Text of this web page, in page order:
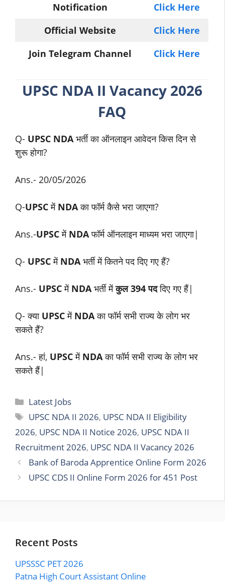
Notification
Click Here
Official Website
Click Here
Join Telegram Channel
Click Here
UPSC NDA II Vacancy 2026
FAQ
Q- UPSC NDA भर्ती का ऑनलाइन आवेदन किस दिन से
शुरू होगा?
Ans.- 20/05/2026
Q-UPSCमें NDAका फॉर्म कैसे भरा जाएगा?
Ans.-UPSCमें NDAफॉर्म ऑनलाइन माध्यम भरा जाएगा|
Q- UPSCमें NDA भर्ती में कितने पद दिए गए हैं?
Ans.- UPSC में NDA भर्ती मेंकुल 394 पददिए गए हैं|
Q- क्या UPSC में NDAका फॉर्म सभी राज्य के लोग भर
सकते हैं?
Ans.- हां, UPSCमें NDA का फॉर्म सभी राज्य के लोग भर
सकते हैं|
Categories
Latest Jobs
Tags
UPSC NDA II 2026, UPSC NDA II Eligibility
2026, UPSC NDA II Notice 2026, UPSC NDA II
Recruitment 2026, UPSC NDA II Vacancy 2026
Bank of Baroda Apprentice Online Form 2026
UPSC CDS II Online Form 2026 for 451 Post
Recent Posts
UPSSSC PET 2026
Patna High Court Assistant Online